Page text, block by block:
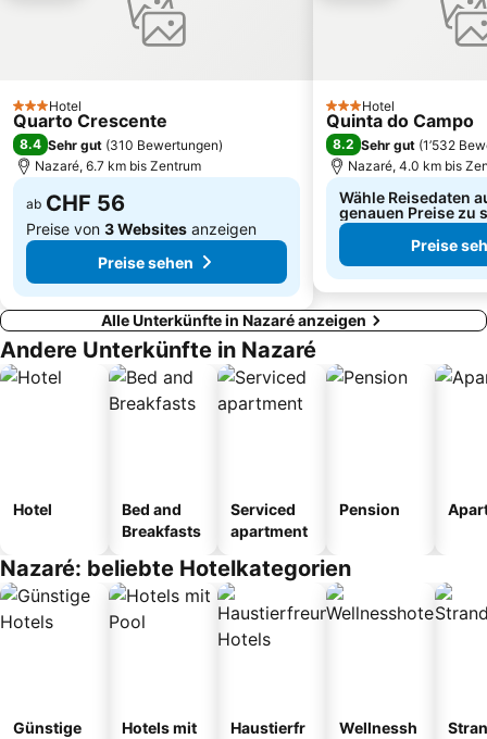
3 Sterne
Hotel
Quarto Crescente
8.4 Sehr gut (310 Bewertungen)
Nazaré, 6.7 km bis Zentrum
ab CHF 56
Preise von 3 Websites anzeigen
Preise sehen
3 Sterne
Hotel
Quinta do Campo
8.2 Sehr gut (1’532
Nazaré, 4.0 km bis
Wähle Reisedaten
genauen Preise zu
Preise
Alle Unterkünfte in Nazaré anzeigen
Andere Unterkünfte in Nazaré
Hotel
Bed and
Breakfasts
Serviced
apartment
Pension
Nazaré: beliebte Hotelkategorien
Günstige
Hotels mit
Haustierfr
Wellnessh